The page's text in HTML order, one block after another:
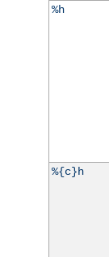
%h
%{c}h